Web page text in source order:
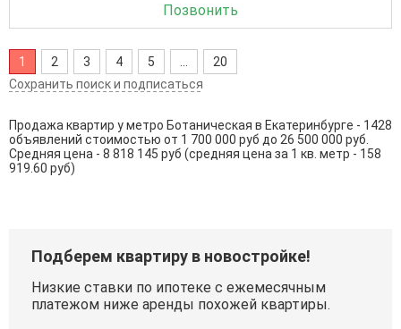
Позвонить
1 2 3 4 5
20
Сохранить поиск и подписаться
Продажа квартир у метро Ботаническая в Екатеринбурге - 1428
объявлений стоимостью от 1 700 000 руб до 26 500 000 руб.
Средняя цена - 8 818 145 руб (средняя цена за 1 кв. метр - 158
919.60 руб)
Подберем квартиру в новостройке!
Низкие ставки по ипотеке с ежемесячным
платежом ниже аренды похожей квартиры.